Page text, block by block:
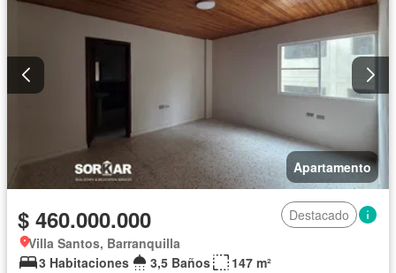
Apartamento
$ 460.000.000
Destacado
Villa Santos, Barranquilla
3 Habitaciones
3,5 Baños
147 m²